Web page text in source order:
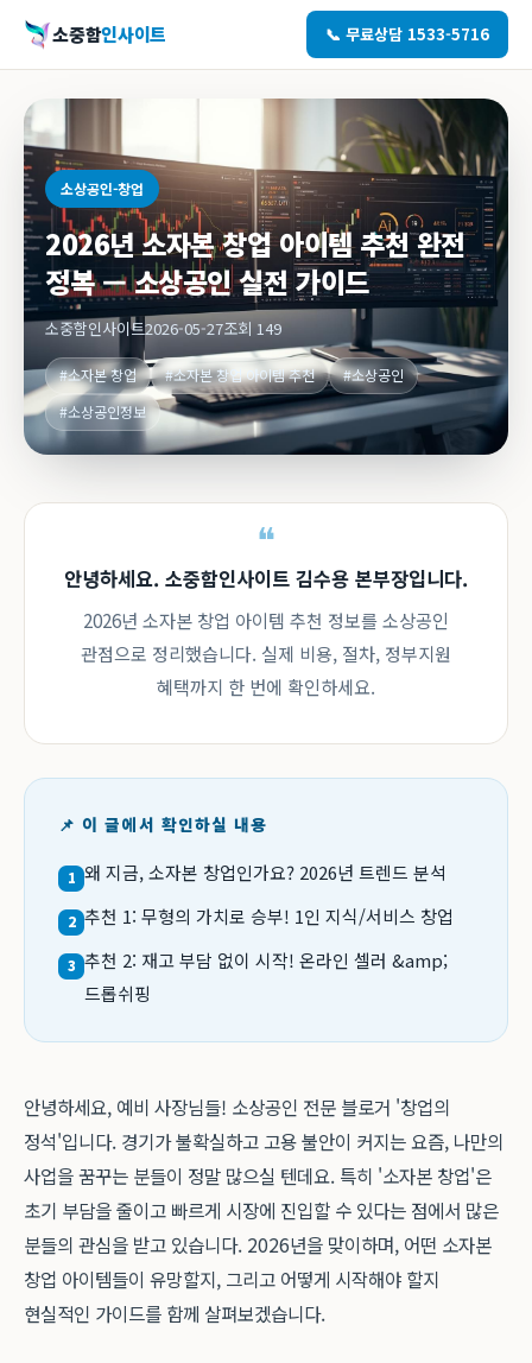
소중함인사이트 📞 무료상담 1533-5716
소상공인-창업
2026년 소자본 창업 아이템 추천 완전
정복 — 소상공인 실전 가이드
소중함인사이트2026-05-27조회 149
#소자본 창업 #소자본 창업 아이템 추천
#소상공인
#소상공인정보
안녕하세요. 소중함인사이트 김수용 본부장입니다.
2026년 소자본 창업 아이템 추천 정보를 소상공인
관점으로 정리했습니다. 실제 비용, 절차, 정부지원
혜택까지 한 번에 확인하세요.
📌 이 글에서 확인하실 내용
1 왜 지금, 소자본 창업인가요? 2026년 트렌드 분석
2 추천 1: 무형의 가치로 승부! 1인 지식/서비스 창업
3 추천 2: 재고 부담 없이 시작! 온라인 셀러 &amp;
드롭쉬핑
안녕하세요, 예비 사장님들! 소상공인 전문 블로거 '창업의
정석'입니다. 경기가 불확실하고 고용 불안이 커지는 요즘, 나만의
사업을 꿈꾸는 분들이 정말 많으실 텐데요. 특히 '소자본 창업'은
초기 부담을 줄이고 빠르게 시장에 진입할 수 있다는 점에서 많은
분들의 관심을 받고 있습니다. 2026년을 맞이하며, 어떤 소자본
창업 아이템들이 유망할지, 그리고 어떻게 시작해야 할지
현실적인 가이드를 함께 살펴보겠습니다.